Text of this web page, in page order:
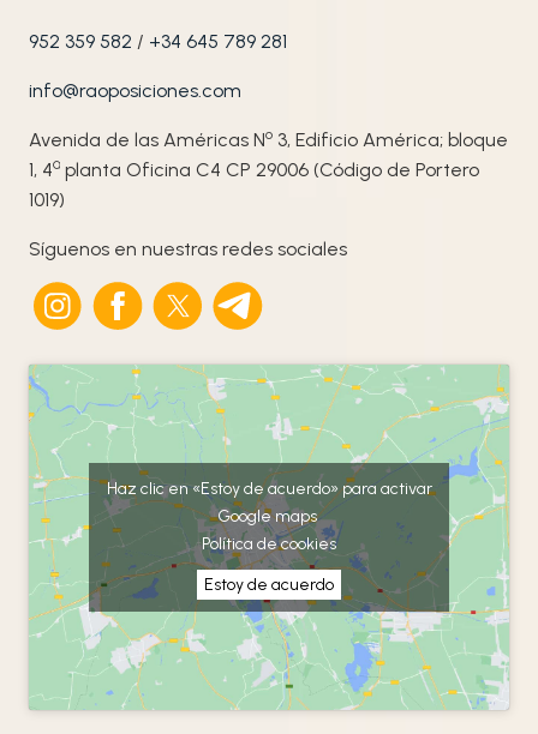
952 359 582 / +34 645 789 281
info@raoposiciones.com
Avenida de las Américas No 3, Edificio América; bloque
1, 4ª planta Oficina C4 CP 29006 (Código de Portero
1019)
Síguenos en nuestras redes sociales
Haz clic en «Estoy de acuerdo» para activar
Google maps
Política de cookies
Estoy de acuerdo